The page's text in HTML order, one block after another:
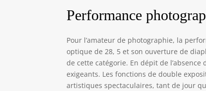
Performance
Pour l’amateur de photographie, la
optique de 28, 5 et son ouverture de
de cette catégorie. En dépit de
exigeants. Les fonctions de double
artistiques spectaculaires, tant de jour